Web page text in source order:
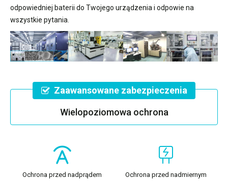
odpowiedniej baterii do Twojego urządzenia i odpowie na
wszystkie pytania.
Zaawansowane zabezpieczenia
Wielopoziomowa ochrona
Ochrona przed nadprądem
Ochrona przed nadmiernym